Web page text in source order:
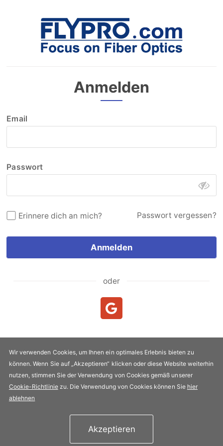
Anmelden
Email
Passwort
Erinnere dich an mich? Passwort vergessen?
Anmelden
oder
Urheberrecht & Kopie 2005-2026 FLYPRO.com. Alle Rechte
vorbehalten.
Datenschutz-Bestimmungen
Wir verwenden Cookies, um Ihnen ein optimales Erlebnis bieten zu
können. Wenn Sie auf „Akzeptieren“ klicken oder diese Website weiterhin
nutzen, stimmen Sie der Verwendung von Cookies gemäß unserer
Cookie-Richtliniezu. Die Verwendung von Cookies können Sie hier
ablehnen
Akzeptieren